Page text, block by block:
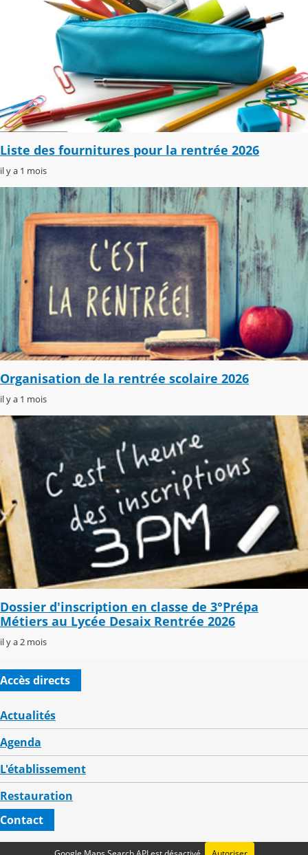
Liste des fournitures pour la rentrée 2026
il y a 1 mois
Organisation de la rentrée scolaire 2026
il y a 1 mois
Dossier d'inscription en classe de 3°Prépa
Métiers au Lycée Desaix Rentrée 2026
il y a 2 mois
Accès directs
Actualités
Agenda
L'établissement
Restauration
Contact